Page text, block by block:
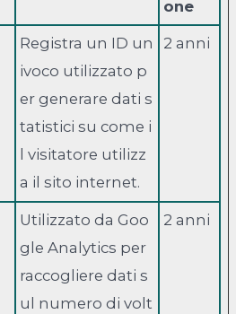
one
Registra un ID un
ivoco utilizzato p
er generare dati s
tatistici su come i
l visitatore utilizz
a il sito internet.
2 anni
Utilizzato da Goo
gle Analytics per
raccogliere dati s
ul numero di volt
2 anni